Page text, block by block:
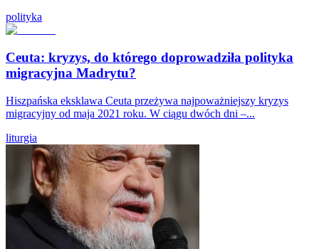
polityka
Ceuta: kryzys, do którego doprowadziła polityka
migracyjna Madrytu?
Hiszpańska eksklawa Ceuta przeżywa najpoważniejszy kryzys
migracyjny od maja 2021 roku. W ciągu dwóch dni –...
liturgia